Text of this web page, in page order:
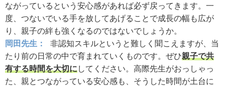
ながっているという安心感があれば必ず戻ってきます。一
度、つないでいる手を放してあげることで成長の幅も広が
り、親子の絆も強くなるのではないでしょうか。
岡田先生：
非認知スキルというと難しく聞こえますが、当
たり前の日常の中で育まれていくものです。ぜひ親子で共
有する時間を大切にしてください。高際先生がおっしゃっ
た、親とつながっている安心感も、そうした時間が土台に